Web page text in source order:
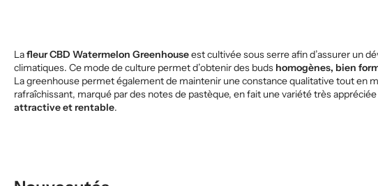
Lafleur CBD Watermelon Greenhouseest cultivée sous serre afin d’assurer un
climatiques. Ce mode de culture permet d’obtenir des buds homogènes, bien
La greenhouse permet également de maintenir une constance qualitative tout en
rafraîchissant, marqué par des notes de pastèque, en fait une variété très
attractive et rentable.